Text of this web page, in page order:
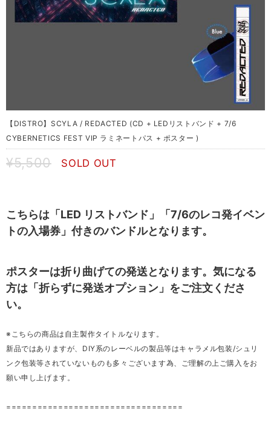
【DISTRO】SCYLA / REDACTED (CD + LEDリストバンド + 7/6
CYBERNETICS FEST VIP ラミネートパス + ポスター )
¥5,500 SOLD OUT
こちらは「LED リストバンド」「7/6のレコ発イベン
トの入場券」付きのバンドルとなります。
ポスターは折り曲げての発送となります。気になる
方は「折らずに発送オプション」をご注文くださ
い。
※こちらの商品は自主製作タイトルなります。
新品ではありますが、DIY系のレーベルの製品等はキャラメル包装/シュリ
ンク包装等されていないものも多々ございます為、ご理解の上ご購入をお
願い申し上げます。
==================================